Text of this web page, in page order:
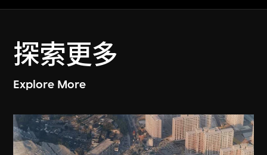
探索更多
Explore More